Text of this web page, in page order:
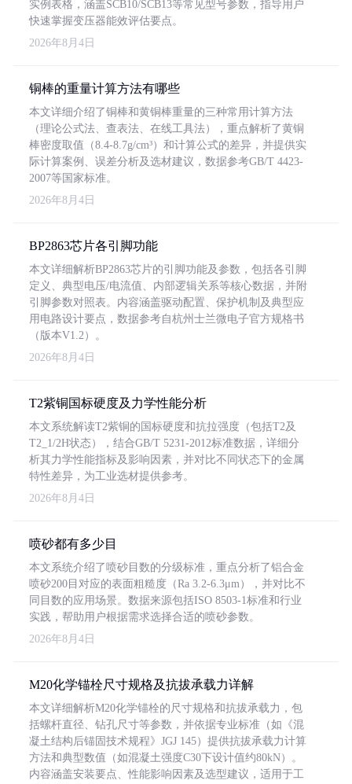
实例表格，涵盖SCB10/SCB13等常见型号参数，指导用户
快速掌握变压器能效评估要点。
2026年8月4日
铜棒的重量计算方法有哪些
本文详细介绍了铜棒和黄铜棒重量的三种常用计算方法
（理论公式法、查表法、在线工具法），重点解析了黄铜
棒密度取值（8.4-8.7g/cm³）和计算公式的差异，并提供实
际计算案例、误差分析及选材建议，数据参考GB/T 4423-
2007等国家标准。
2026年8月4日
BP2863芯片各引脚功能
本文详细解析BP2863芯片的引脚功能及参数，包括各引脚
定义、典型电压/电流值、内部逻辑关系等核心数据，并附
引脚参数对照表。内容涵盖驱动配置、保护机制及典型应
用电路设计要点，数据参考自杭州士兰微电子官方规格书
（版本V1.2）。
2026年8月4日
T2紫铜国标硬度及力学性能分析
本文系统解读T2紫铜的国标硬度和抗拉强度（包括T2及
T2_1/2H状态），结合GB/T 5231-2012标准数据，详细分
析其力学性能指标及影响因素，并对比不同状态下的金属
特性差异，为工业选材提供参考。
2026年8月4日
喷砂都有多少目
本文系统介绍了喷砂目数的分级标准，重点分析了铝合金
喷砂200目对应的表面粗糙度（Ra 3.2-6.3μm），并对比不
同目数的应用场景。数据来源包括ISO 8503-1标准和行业
实践，帮助用户根据需求选择合适的喷砂参数。
2026年8月4日
M20化学锚栓尺寸规格及抗拔承载力详解
本文详细解析M20化学锚栓的尺寸规格和抗拔承载力，包
括螺杆直径、钻孔尺寸等参数，并依据专业标准（如《混
凝土结构后锚固技术规程》JGJ 145）提供抗拔承载力计算
方法和典型数值（如混凝土强度C30下设计值约80kN）。
内容涵盖安装要点、性能影响因素及选型建议，适用于工